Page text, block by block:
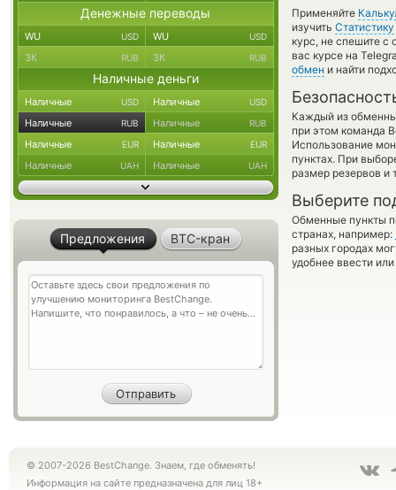
Применяйте
изучить Статистику
курс, не спешите с
вас курсе на
обмен и найти
Каждый из
при этом команда
Использование
пунктах. При
размер резервов и
Выберите
Обменные пункты
странах, например:
разных городах
удобнее ввести
Денежные переводы
WU USD WU USD
ЗК RUB ЗК RUB
Наличные деньги
Наличные USD Наличные USD
Наличные RUB Наличные RUB
Наличные EUR Наличные EUR
Наличные UAH Наличные UAH
Предложения BTC-кран
© 2007-2026 BestChange. Знаем, где обменять!
Информация на сайте предназначена для лиц 18+